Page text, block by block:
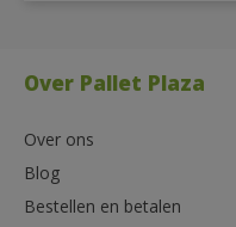
Over Pallet Plaza
Over ons
Blog
Bestellen en betalen